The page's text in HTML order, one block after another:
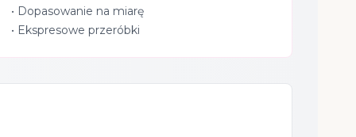
• Dopasowanie na miarę
• Ekspresowe przeróbki